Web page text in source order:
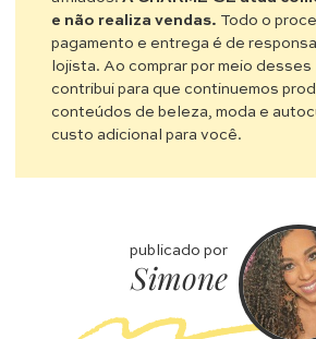
e não realiza vendas. Todo o
pagamento e entrega é de
lojista. Ao comprar por meio desses
contribui para que continuemos
conteúdos de beleza, moda e
custo adicional para você.
publicado por
Simone